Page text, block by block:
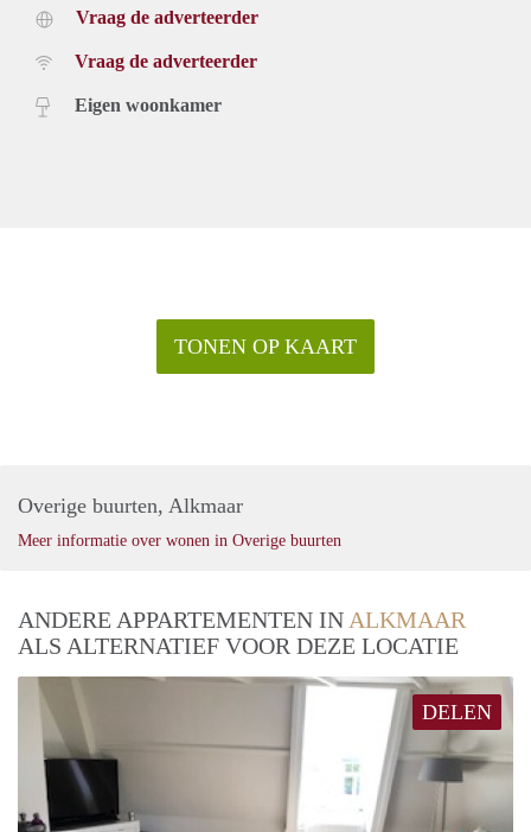
Vraag de adverteerder
Vraag de adverteerder
Eigen woonkamer
TONEN OP KAART
Overige buurten, Alkmaar
Meer informatie over wonen in Overige buurten
ANDERE APPARTEMENTEN IN ALKMAAR
ALS ALTERNATIEF VOOR DEZE LOCATIE
DELEN